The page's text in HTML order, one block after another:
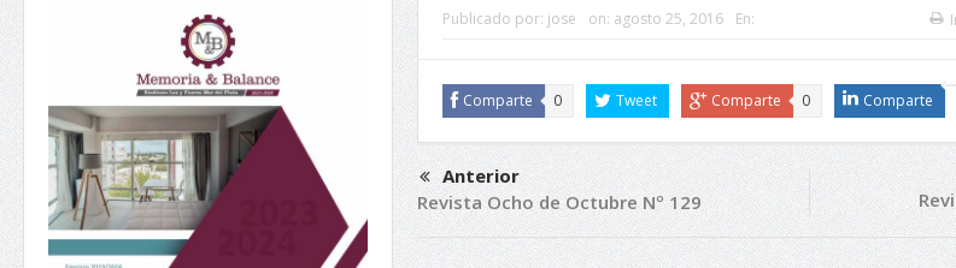
Publicado por: jose on: agosto 25, 2016 En:
Comparte 0 Tweet Comparte 0 Comparte
Anterior
Revista Ocho de Octubre Nº 129